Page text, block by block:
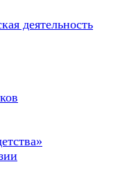
деятельность